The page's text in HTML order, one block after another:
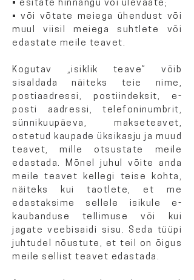
• esitate hinnangu või ülevaate;
• või võtate meiega ühendust või
muul viisil meiega suhtlete või
edastate meile teavet.
Kogutav „isiklik teave” võib
sisaldada näiteks teie nime,
postiaadressi, postiindeksit, e-
posti aadressi, telefoninumbrit,
sünnikuupäeva, makseteavet,
ostetud kaupade üksikasju ja muud
teavet, mille otsustate meile
edastada. Mõnel juhul võite anda
meile teavet kellegi teise kohta,
näiteks kui taotlete, et me
edastaksime sellele isikule e-
kaubanduse tellimuse või kui
jagate veebisaidi sisu. Seda tüüpi
juhtudel nõustute, et teil on õigus
meile sellist teavet edastada.